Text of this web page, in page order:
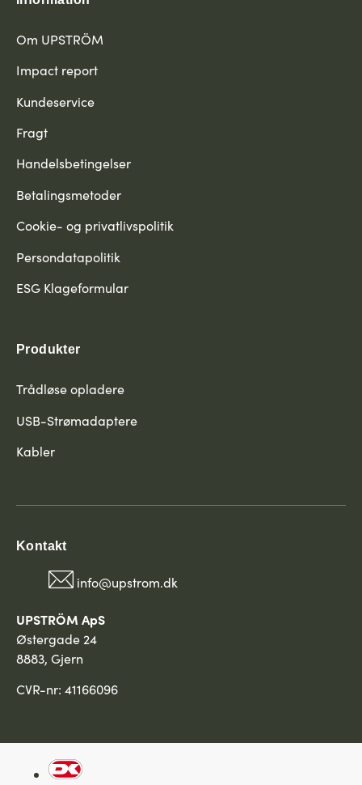
Om UPSTRÖM
Impact report
Kundeservice
Fragt
Handelsbetingelser
Betalingsmetoder
Cookie- og privatlivspolitik
Persondatapolitik
ESG Klageformular
Produkter
Trådløse opladere
USB-Strømadaptere
Kabler
Kontakt
info@upstrom.dk
UPSTRÖM ApS
Østergade 24
8883, Gjern
CVR-nr: 41166096